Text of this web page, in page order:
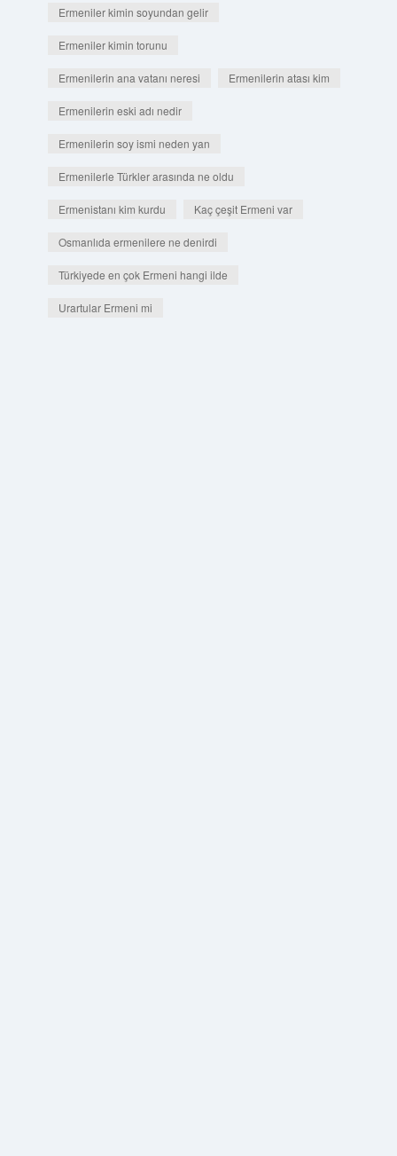
Ermeniler kimin soyundan gelir
Ermeniler kimin torunu
Ermenilerin ana vatanı neresi Ermenilerin atası kim
Ermenilerin eski adı nedir
Ermenilerin soy ismi neden yan
Ermenilerle Türkler arasında ne oldu
Ermenistanı kim kurdu Kaç çeşit Ermeni var
Osmanlıda ermenilere ne denirdi
Türkiyede en çok Ermeni hangi ilde
Urartular Ermeni mi